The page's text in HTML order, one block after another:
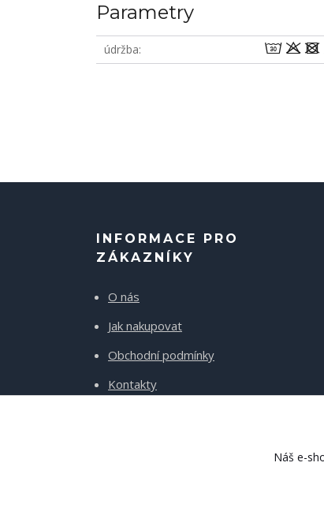
Parametry
údržba
INFORMACE PRO
ZÁKAZNÍKY
O nás
Jak nakupovat
Obchodní podmínky
Kontakty
Náš e-